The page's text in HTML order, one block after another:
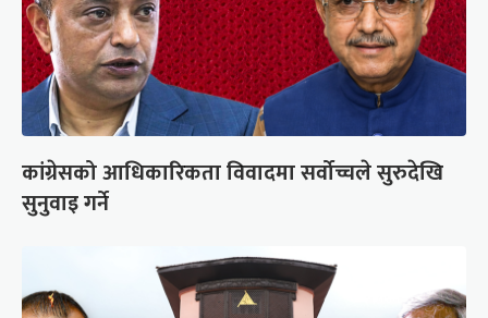
कांग्रेसको आधिकारिकता विवादमा सर्वोच्चले सुरुदेखि
सुनुवाइ गर्ने